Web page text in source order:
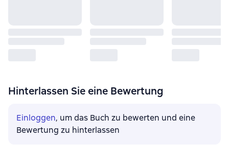
Hinterlassen Sie eine Bewertung
Einloggen, um das Buch zu bewerten und eine
Bewertung zu hinterlassen